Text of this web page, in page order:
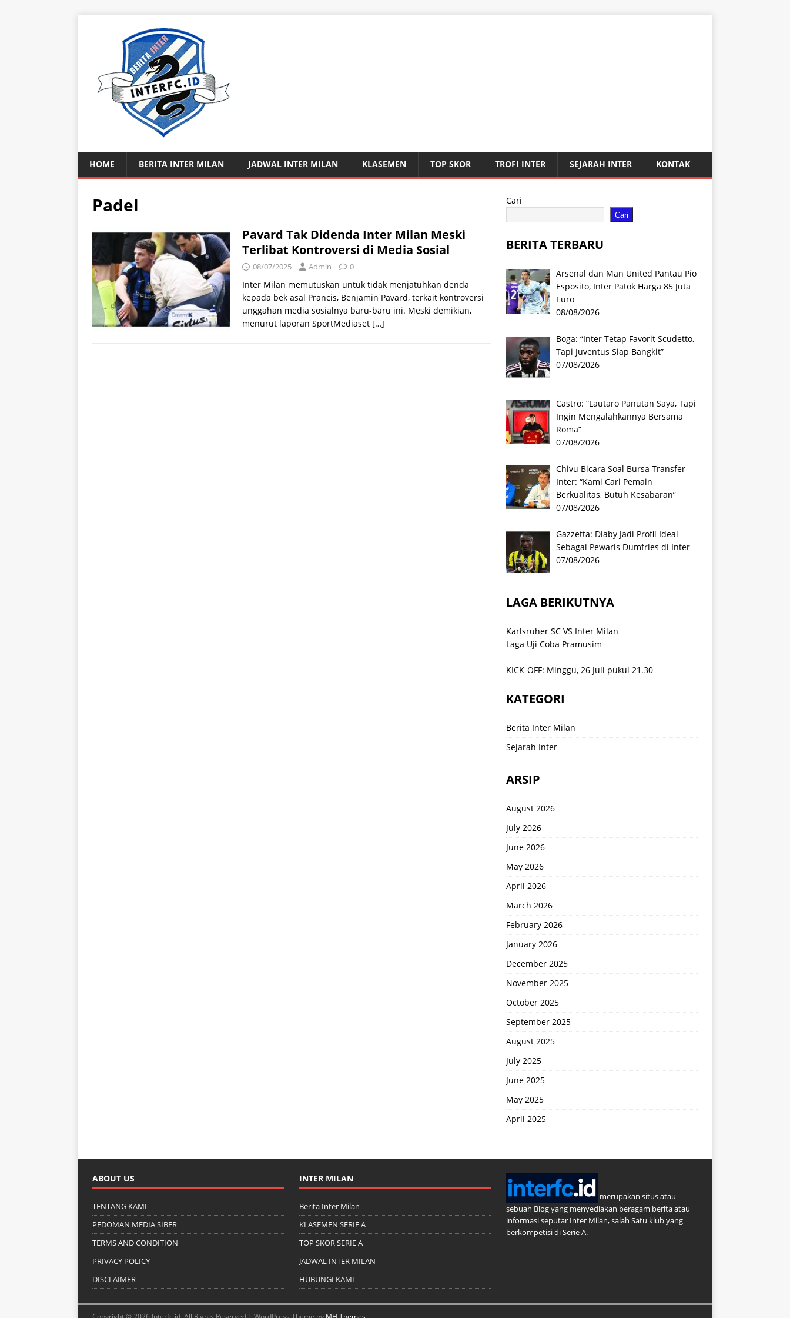
HOME BERITA INTER MILAN JADWAL INTER MILAN KLASEMEN TOP SKOR TROFI INTER SEJARAH INTER KONTAK
Padel
Pavard Tak Didenda Inter Milan Meski
Terlibat Kontroversi di Media Sosial
08/07/2025 Admin 0
Inter Milan memutuskan untuk tidak menjatuhkan denda
kepada bek asal Prancis, Benjamin Pavard, terkait kontroversi
unggahan media sosialnya baru-baru ini. Meski demikian,
menurut laporan SportMediaset […]
Cari
Cari
BERITA TERBARU
Arsenal dan Man United Pantau Pio
Esposito, Inter Patok Harga 85 Juta
Euro
08/08/2026
Boga: “Inter Tetap Favorit Scudetto,
Tapi Juventus Siap Bangkit”
07/08/2026
Castro: “Lautaro Panutan Saya, Tapi
Ingin Mengalahkannya Bersama
Roma”
07/08/2026
Chivu Bicara Soal Bursa Transfer
Inter: “Kami Cari Pemain
Berkualitas, Butuh Kesabaran”
07/08/2026
Gazzetta: Diaby Jadi Profil Ideal
Sebagai Pewaris Dumfries di Inter
07/08/2026
LAGA BERIKUTNYA
Karlsruher SC VS Inter Milan
Laga Uji Coba Pramusim
KICK-OFF: Minggu, 26 Juli pukul 21.30
KATEGORI
Berita Inter Milan
Sejarah Inter
ARSIP
August 2026
July 2026
June 2026
May 2026
April 2026
March 2026
February 2026
January 2026
December 2025
November 2025
October 2025
September 2025
August 2025
July 2025
June 2025
May 2025
April 2025
ABOUT US
TENTANG KAMI
PEDOMAN MEDIA SIBER
TERMS AND CONDITION
PRIVACY POLICY
DISCLAIMER
INTER MILAN
Berita Inter Milan
KLASEMEN SERIE A
TOP SKOR SERIE A
JADWAL INTER MILAN
HUBUNGI KAMI
merupakan situs atau
sebuah Blog yang menyediakan beragam berita atau
informasi seputar Inter Milan, salah Satu klub yang
berkompetisi di Serie A.